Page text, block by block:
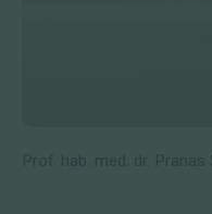
Prof. hab. med. dr.